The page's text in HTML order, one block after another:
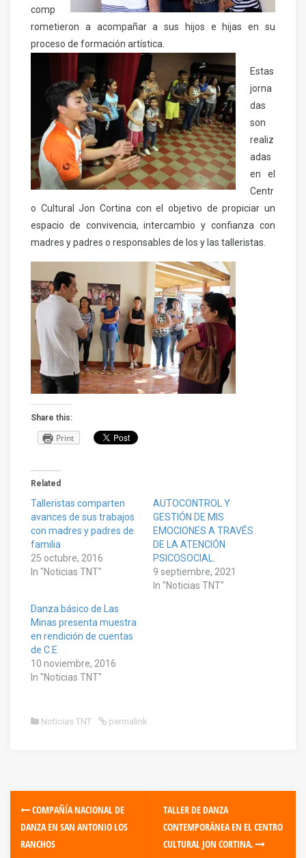
comp
rometieron a acompañar a sus hijos e hijas en su
proceso de formación artística.
Estas
jorna
das
son
realiz
adas
en el
Centr
o Cultural Jon Cortina con el objetivo de propiciar un
espacio de convivencia, intercambio y confianza con
madres y padres o responsables de los y las talleristas.
Share this:
Print
Related
Talleristas comparten
avances de sus trabajos
con madres y padres de
familia
25 octubre, 2016
In "Noticias TNT"
AUTOCONTROL Y
GESTIÓN DE MIS
EMOCIONES A TRAVÉS
DE LA ATENCIÓN
PSICOSOCIAL.
9 septiembre, 2021
In "Noticias TNT"
Danza básico de Las
Minas presenta muestra
en rendición de cuentas
de C.E
10 noviembre, 2016
In "Noticias TNT"
Noticias TNT permalink
COMPAÑÍA NACIONAL DE
DANZA EN SAN ANTONIO LOS
RANCHOS
TALLER DE DANZA
CONTEMPORÁNEA EN EL CENTRO
CULTURAL JON CORTINA.